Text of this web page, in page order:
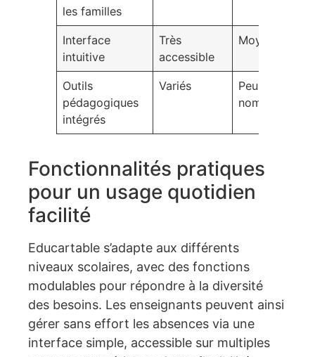
les familles
Interface
intuitive
Très
accessible
Moyen
Outils
pédagogiques
intégrés
Variés
Peu
nombreux
Fonctionnalités pratiques
pour un usage quotidien
facilité
Educartable s’adapte aux différents
niveaux scolaires, avec des fonctions
modulables pour répondre à la diversité
des besoins. Les enseignants peuvent ainsi
gérer sans effort les absences via une
interface simple, accessible sur multiples